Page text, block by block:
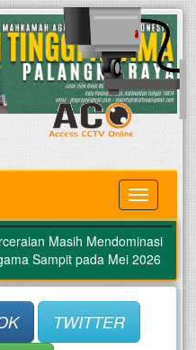
MENU
Masih Mendominasi
Sampit pada Mei 2026
TWITTER